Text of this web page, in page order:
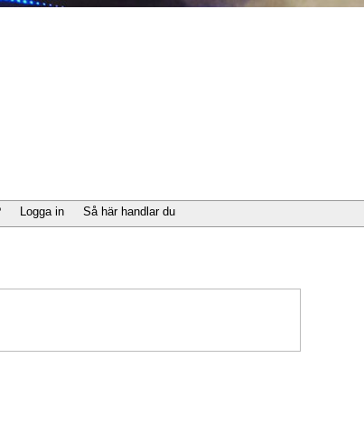
Logga in Så här handlar du